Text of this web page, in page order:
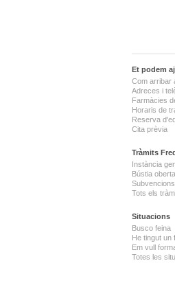
Et podem
Com arribar
Adreces i
Farmàcies
Horaris de
Reserva
Cita prèvia
Tràmits
Instància
Bústia oberta
Tots els
Situacions
Busco feina
He tingut un
Em vull
Totes les